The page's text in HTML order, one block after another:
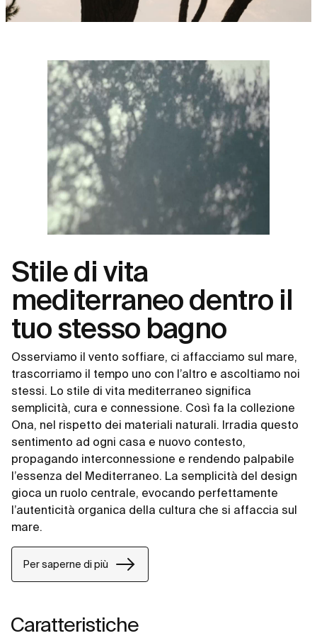
Stile di vita
mediterraneo dentro il
tuo stesso bagno
Osserviamo il vento soffiare, ci affacciamo sul mare,
trascorriamo il tempo uno con l’altro e ascoltiamo noi
stessi. Lo stile di vita mediterraneo significa
semplicità, cura e connessione. Così fa la collezione
Ona, nel rispetto dei materiali naturali. Irradia questo
sentimento ad ogni casa e nuovo contesto,
propagando interconnessione e rendendo palpabile
l’essenza del Mediterraneo. La semplicità del design
gioca un ruolo centrale, evocando perfettamente
l’autenticità organica della cultura che si affaccia sul
mare.
Per saperne di più
Caratteristiche